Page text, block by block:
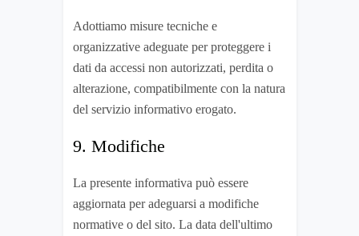
Adottiamo misure tecniche e
organizzative adeguate per proteggere i
dati da accessi non autorizzati, perdita o
alterazione, compatibilmente con la natura
del servizio informativo erogato.
9. Modifiche
La presente informativa può essere
aggiornata per adeguarsi a modifiche
normative o del sito. La data dell'ultimo